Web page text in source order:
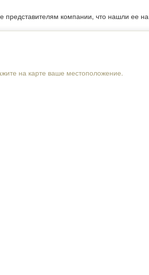
представителям компании, что нашли ее на
на карте ваше местоположение.